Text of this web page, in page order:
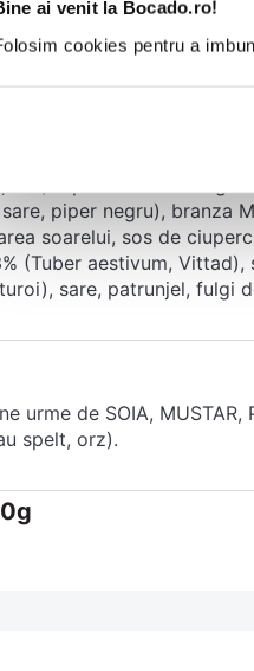
ai venit la Bocado.ro!
cookies pentru a
poate varia. Daca
prajit 14% (apa,
organic, amidon
(ciuperci cremini la
piper negru), branza
soarelui, sos de
(Tuber aestivum,
sare, patrunjel, fulgi
urme de SOIA, MUSTAR,
spelt, orz).